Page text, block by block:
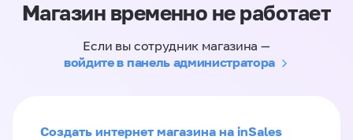
Магазин временно не работает
Если вы сотрудник магазина —
войдите в панель администратора
Создать интернет магазина на inSales